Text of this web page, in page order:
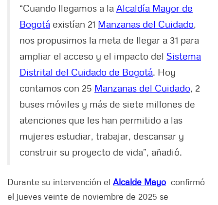
“Cuando llegamos a la Alcaldía Mayor de
Bogotá existían 21 Manzanas del Cuidado,
nos propusimos la meta de llegar a 31 para
ampliar el acceso y el impacto del Sistema
Distrital del Cuidado de Bogotá. Hoy
contamos con 25 Manzanas del Cuidado, 2
buses móviles y más de siete millones de
atenciones que les han permitido a las
mujeres estudiar, trabajar, descansar y
construir su proyecto de vida”, añadió.
Durante su intervención el Alcalde Mayo confirmó
el jueves veinte de noviembre de 2025 se